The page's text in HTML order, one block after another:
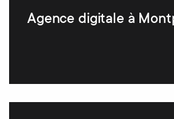
Agence digitale à